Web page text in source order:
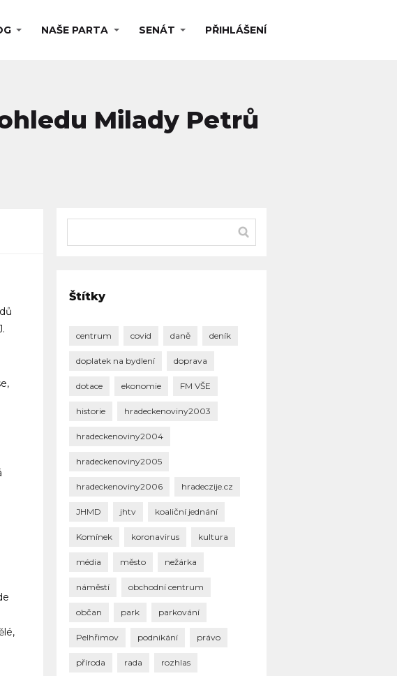
NAŠE PARTA SENÁT PŘIHLÁŠENÍ
Milady Petrů
Štítky
centrum covid daně deník
doplatek na bydlení doprava
dotace ekonomie FM VŠE
historie hradeckenoviny2003
hradeckenoviny2004
hradeckenoviny2005
hradeckenoviny2006 hradeczije.cz
JHMD jhtv koaliční jednání
Komínek koronavirus kultura
média město nežárka
náměstí obchodní centrum
občan park parkování
Pelhřimov podnikání právo
příroda rada rozhlas